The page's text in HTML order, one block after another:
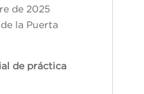
de 2025
la Puerta
de práctica